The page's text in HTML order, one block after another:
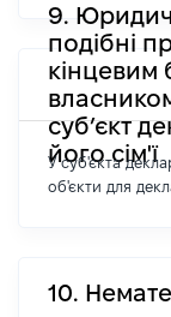
9.
подібні
кінцевим
суб’єкт
його сім'ї
У суб'єкта
об'єкти для
10.